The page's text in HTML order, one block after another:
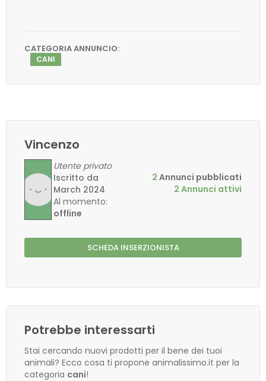
CATEGORIA ANNUNCIO:
CANI
Vincenzo
Utente privato
Iscritto da
March 2024
Al momento:
offline
2 Annunci pubblicati
2 Annunci attivi
SCHEDA INSERZIONISTA
Potrebbe interessarti
Stai cercando nuovi prodotti per il bene dei tuoi
animali? Ecco cosa ti propone animalissimo.it per la
categoria cani!